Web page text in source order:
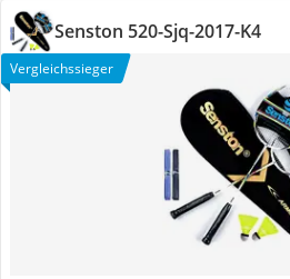
Senston 520-Sjq-2017-K4
Vergleichssieger